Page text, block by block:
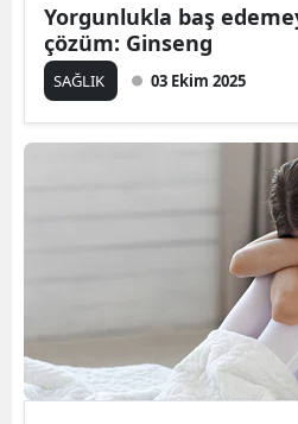
Yorgunlukla baş
çözüm: Ginseng
SAĞLIK 03 Ekim 2025